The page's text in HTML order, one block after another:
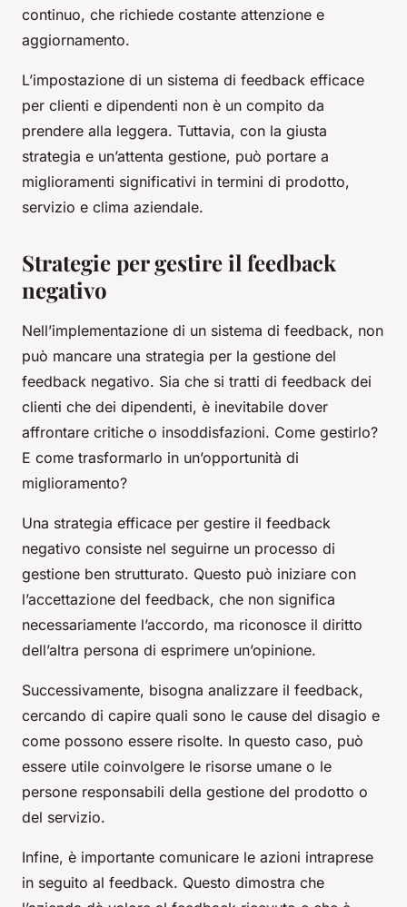
continuo, che richiede costante attenzione e
aggiornamento.
L’impostazione di un sistema di feedback efficace
per clienti e dipendenti non è un compito da
prendere alla leggera. Tuttavia, con la giusta
strategia e un’attenta gestione, può portare a
miglioramenti significativi in termini di prodotto,
servizio e clima aziendale.
Strategie per gestire il feedback
negativo
Nell’implementazione di un sistema di feedback, non
può mancare una strategia per la gestione del
feedback negativo. Sia che si tratti di feedback dei
clienti che dei dipendenti, è inevitabile dover
affrontare critiche o insoddisfazioni. Come gestirlo?
E come trasformarlo in un’opportunità di
miglioramento?
Una strategia efficace per gestire il feedback
negativo consiste nel seguirne un processo di
gestione ben strutturato. Questo può iniziare con
l’accettazione del feedback, che non significa
necessariamente l’accordo, ma riconosce il diritto
dell’altra persona di esprimere un’opinione.
Successivamente, bisogna analizzare il feedback,
cercando di capire quali sono le cause del disagio e
come possono essere risolte. In questo caso, può
essere utile coinvolgere le risorse umane o le
persone responsabili della gestione del prodotto o
del servizio.
Infine, è importante comunicare le azioni intraprese
in seguito al feedback. Questo dimostra che